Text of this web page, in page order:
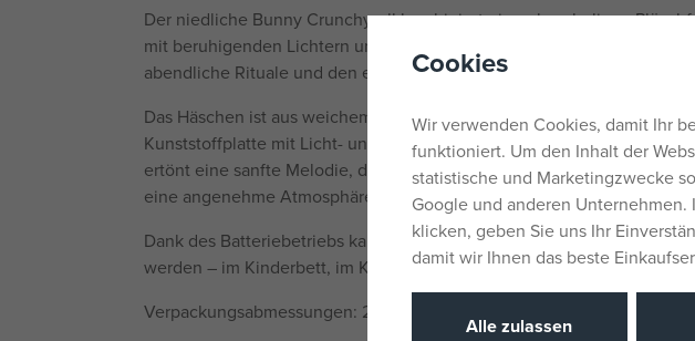
Der niedliche Bunny Crunchyroll kombiniert einen kuscheligen
mit beruhigenden Lichtern und Geräuschen. Er ist der perfekte
abendliche Rituale und den ersten selbstständigen Schlaf.
Das Häschen ist aus weichem Plüsch gefertigt und verfügt über eine
Kunststoffplatte mit Licht- und Soundeffekten. Beim Drücken des
ertönt eine sanfte Melodie, die das Kind beruhigt und mit gedämpftem
eine angenehme Atmosphäre schafft.
Dank des Batteriebetriebs kann das Spielzeug überall problemlos
werden – im Kinderbett, im Kinderwagen oder unterwegs.
Verpackungsabmessungen: 22 x 30 x 11 cm
Cookies
Wir verwenden Cookies, damit Ihr
funktioniert. Um den Inhalt der
statistische und Marketingzwecke
Google und anderen
klicken, geben Sie uns Ihr
damit wir Ihnen das beste
Alle zulassen